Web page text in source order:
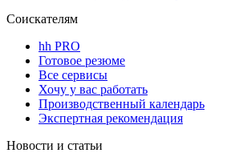
Соискателям
hh PRO
Готовое резюме
Все сервисы
Хочу у вас работать
Производственный календарь
Экспертная рекомендация
Новости и статьи